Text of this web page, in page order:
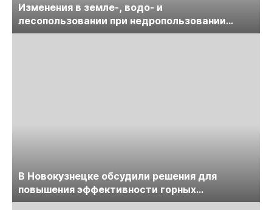
Изменения в земле-, водо- и
лесопользовании при недропользовании
обсудят на семинаре «ПравоТЭК»
В Новокузнецке обсудили решения для
повышения эффективности горных
предприятий